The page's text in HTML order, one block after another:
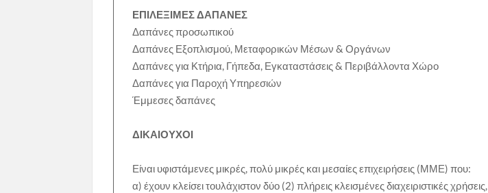
ΕΠΙΛΕΞΙΜΕΣ ΔΑΠΑΝΕΣ
Δαπάνες προσωπικού
Δαπάνες Εξοπλισμού, Μεταφορικών Μέσων & Οργάνων
Δαπάνες για Κτήρια, Γήπεδα, Εγκαταστάσεις & Περιβάλλοντα Χώρο
Δαπάνες για Παροχή Υπηρεσιών
Έμμεσες δαπάνες
ΔΙΚΑΙΟΥΧΟΙ
Είναι υφιστάμενες μικρές, πολύ μικρές και μεσαίες επιχειρήσεις (ΜΜΕ) που:
α) έχουν κλείσει τουλάχιστον δύο (2) πλήρεις κλεισμένες διαχειριστικές χρήσεις,